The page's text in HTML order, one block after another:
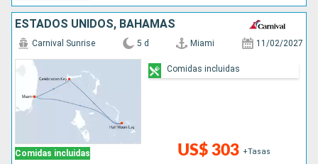
ESTADOS UNIDOS, BAHAMAS
Comidas incluidas
Carnival Sunrise 5 d Miami 11/02/2027
US$ 303 +Tasas
Comidas incluidas